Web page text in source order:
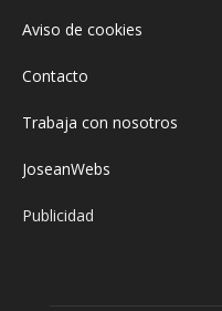
Aviso de cookies
Contacto
Trabaja con nosotros
JoseanWebs
Publicidad